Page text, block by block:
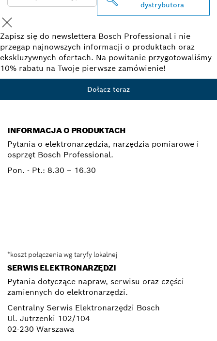
dystrybutora
Zapisz się do newslettera Bosch Professional i nie
przegap najnowszych informacji o produktach oraz
ekskluzywnych ofertach. Na powitanie przygotowaliśmy
10% rabatu na Twoje pierwsze zamówienie!
Dołącz teraz
INFORMACJA O PRODUKTACH
Pytania o elektronarzędzia, narzędzia pomiarowe i
osprzęt Bosch Professional.
Pon. - Pt.: 8.30 – 16.30
*koszt połączenia wg taryfy lokalnej
SERWIS ELEKTRONARZĘDZI
Pytania dotyczące napraw, serwisu oraz części
zamiennych do elektronarzędzi.
Centralny Serwis Elektronarzędzi Bosch
Ul. Jutrzenki 102/104
02-230 Warszawa